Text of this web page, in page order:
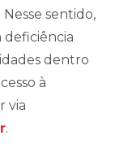
sentido,
deficiência
dentro
à
via
.